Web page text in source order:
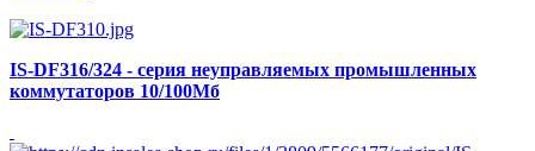
IS-DF316/324 - серия неуправляемых промышленных
коммутаторов 10/100Мб